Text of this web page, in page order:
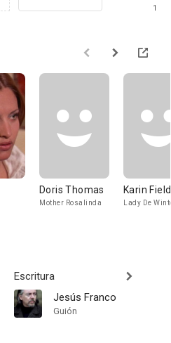
1
Doris Thomas
Mother Rosalinda
Karin Field
Lady De
Escritura
Jesús Franco
Guión